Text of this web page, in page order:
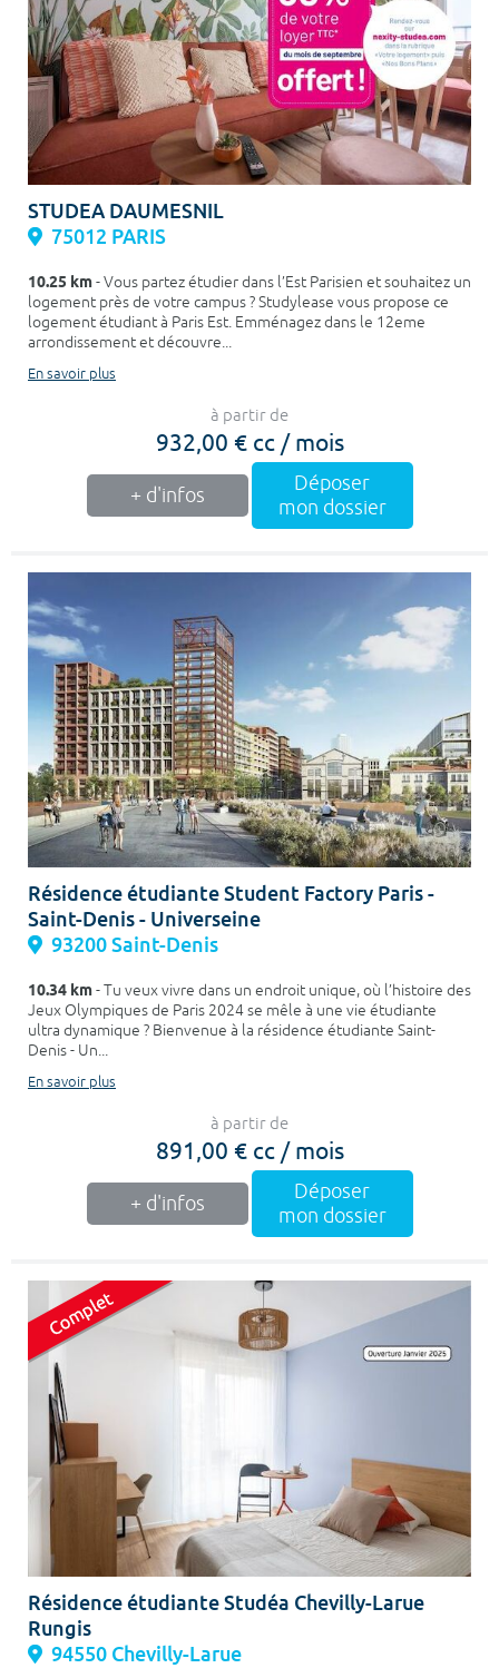
STUDEA DAUMESNIL
75012 PARIS
10.25 km- Vous partez étudier dans l’Est Parisien et souhaitez un
logement près de votre campus ? Studylease vous propose ce
logement étudiant à Paris Est. Emménagez dans le 12eme
arrondissement et découvre...
En savoir plus
à partir de
932,00 € cc / mois
+ d'infos
Déposer
mon dossier
Résidence étudiante Student Factory Paris -
Saint-Denis - Universeine
93200 Saint-Denis
10.34 km- Tu veux vivre dans un endroit unique, où l’histoire des
Jeux Olympiques de Paris 2024 se mêle à une vie étudiante
ultra dynamique ? Bienvenue à la résidence étudiante Saint-
Denis - Un...
En savoir plus
à partir de
891,00 € cc / mois
+ d'infos
Déposer
mon dossier
Résidence étudiante Studéa Chevilly-Larue
Rungis
94550 Chevilly-Larue